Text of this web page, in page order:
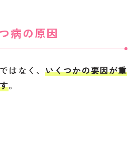
病の原因
はなく、 いくつかの要因が重
。